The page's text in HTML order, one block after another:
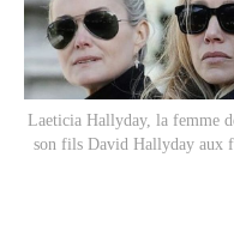
Laeticia Hallyday, la femme
son fils David Hallyday aux